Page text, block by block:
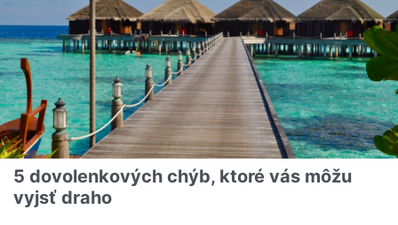
5 dovolenkových chýb, ktoré vás môžu
vyjsť draho